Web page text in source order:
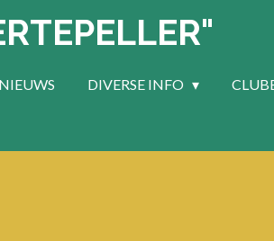
NIEUWS DIVERSE INFO